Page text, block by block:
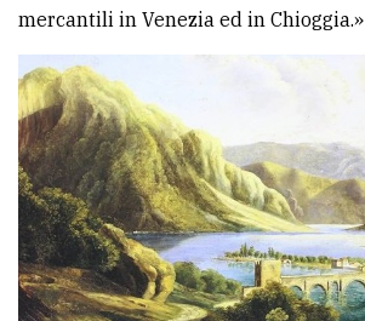
mercantili in Venezia ed in Chioggia.»